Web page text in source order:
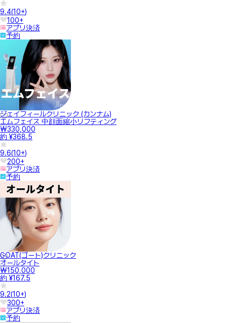
9.4(10+)
100+
アプリ決済
予約
ジェイフィールクリニック (カンナム)
エムフェイス 中顔面縮小リフティング
₩330,000
約 ¥368.5
9.6(10+)
200+
アプリ決済
予約
GOAT(ゴート)クリニック
オールタイト
₩150,000
約 ¥167.5
9.2(10+)
300+
アプリ決済
予約